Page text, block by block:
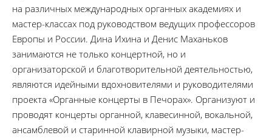
на различных международных органных академиях и
мастер-классах под руководством ведущих профессоров
Европы и России. Дина Ихина и Денис Маханьков
занимаются не только концертной, но и
организаторской и благотворительной деятельностью,
являются идейными вдохновителями и руководителями
проекта «Органные концерты в Печорах». Организуют и
проводят концерты органной, клавесинной, вокальной,
ансамблевой и старинной клавирной музыки, мастер-